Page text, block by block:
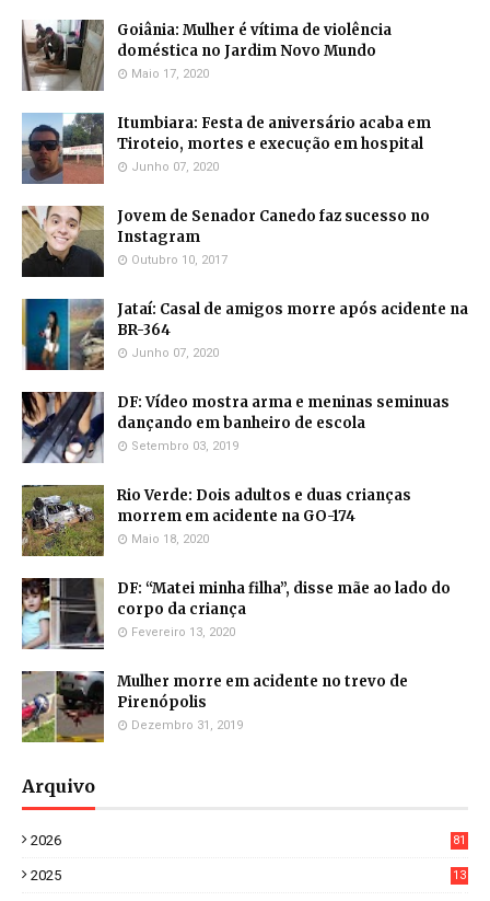
Goiânia: Mulher é vítima de violência
doméstica no Jardim Novo Mundo
Maio 17, 2020
Itumbiara: Festa de aniversário acaba em
Tiroteio, mortes e execução em hospital
Junho 07, 2020
Jovem de Senador Canedo faz sucesso no
Instagram
Outubro 10, 2017
Jataí: Casal de amigos morre após acidente na
BR-364
Junho 07, 2020
DF: Vídeo mostra arma e meninas seminuas
dançando em banheiro de escola
Setembro 03, 2019
Rio Verde: Dois adultos e duas crianças
morrem em acidente na GO-174
Maio 18, 2020
DF: “Matei minha filha”, disse mãe ao lado do
corpo da criança
Fevereiro 13, 2020
Mulher morre em acidente no trevo de
Pirenópolis
Dezembro 31, 2019
Arquivo
2026
81
2025
13